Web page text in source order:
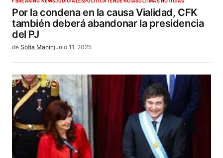
Por la condena en la causa Vialidad, CFK
también deberá abandonar la presidencia
del PJ
de Sofía Maninjunio 11, 2025